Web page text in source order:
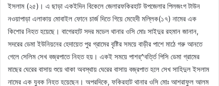
ইসলাম (২৫)। এ ছাড়া একইদিন বিকেলে জেলারফকিরহাট উপজেলার পিলজংগ টাউন
নওয়াপাড়া এলাকায় মোবাইল ফোনে চার্জ দিতে গিয়ে মেহেদী মল্লিক(১৭) নামের এক
কিশোর নিহত হয়েছে। বাগেরহাট সদর মডেল থানার ওসি মোঃ সাইদুর রহমান জানান,
সদরের ডেমা ইউনিয়নের হেদায়েত পুর গ্রামের বৃষ্টির সময়ে বাড়ীর পাশে মাঠে গরু আনতে
গেলে সেলিম সেখ বজ্রপাতে নিহত হয়। একই সময়ে পাশর্^বর্ত্তি পিসি ডেমা গ্রামের
মাছের ঘেরের বাসায় শুয়ে থাকা অবস্থায় ঘেরের বাসায় বজ্রপাত হলে সেখ সাহিদুল ইসলাম
নামের এক যুবক নিহত হয়েছেন। অপরদিকে, ফকিরহাট থানার ওসি মোঃ আশরাফুল আলম